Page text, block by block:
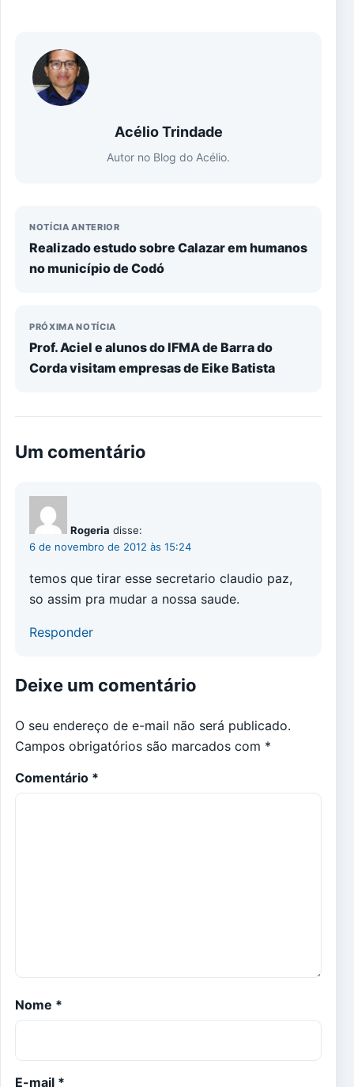
Acélio Trindade
Autor no Blog do Acélio.
NOTÍCIA ANTERIOR
Realizado estudo sobre Calazar em humanos
no município de Codó
PRÓXIMA NOTÍCIA
Prof. Aciel e alunos do IFMA de Barra do
Corda visitam empresas de Eike Batista
Um comentário
Rogeria disse:
6 de novembro de 2012 às 15:24
temos que tirar esse secretario claudio paz,
so assim pra mudar a nossa saude.
Responder
Deixe um comentário
O seu endereço de e-mail não será publicado.
Campos obrigatórios são marcados com *
Comentário *
Nome *
E-mail *